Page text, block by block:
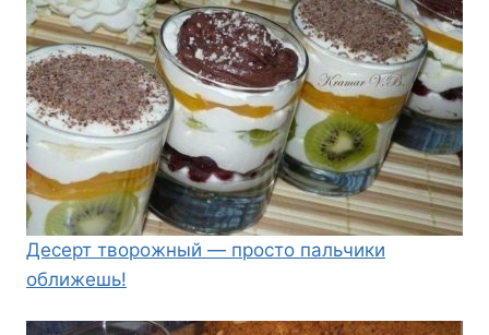
Десерт творожный — просто пальчики
оближешь!